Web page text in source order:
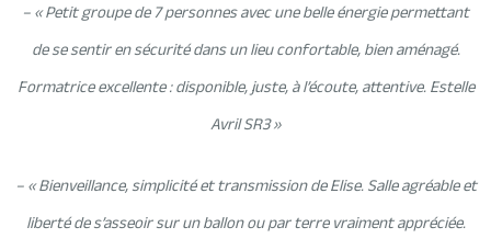
– « Petit groupe de 7 personnes avec une belle énergie permettant
de se sentir en sécurité dans un lieu confortable, bien aménagé.
Formatrice excellente : disponible, juste, à l’écoute, attentive. Estelle
Avril SR3 »
– « Bienveillance, simplicité et transmission de Elise. Salle agréable et
liberté de s’asseoir sur un ballon ou par terre vraiment appréciée.